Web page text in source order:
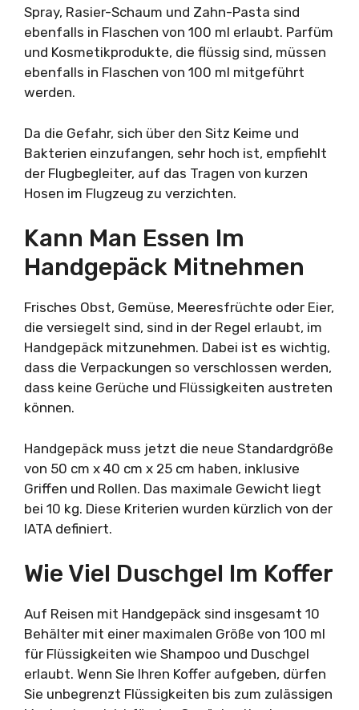
Spray, Rasier-Schaum und Zahn-Pasta sind
ebenfalls in Flaschen von 100 ml erlaubt. Parfüm
und Kosmetikprodukte, die flüssig sind, müssen
ebenfalls in Flaschen von 100 ml mitgeführt
werden.
Da die Gefahr, sich über den Sitz Keime und
Bakterien einzufangen, sehr hoch ist, empfiehlt
der Flugbegleiter, auf das Tragen von kurzen
Hosen im Flugzeug zu verzichten.
Kann Man Essen Im
Handgepäck Mitnehmen
Frisches Obst, Gemüse, Meeresfrüchte oder Eier,
die versiegelt sind, sind in der Regel erlaubt, im
Handgepäck mitzunehmen. Dabei ist es wichtig,
dass die Verpackungen so verschlossen werden,
dass keine Gerüche und Flüssigkeiten austreten
können.
Handgepäck muss jetzt die neue Standardgröße
von 50 cm x 40 cm x 25 cm haben, inklusive
Griffen und Rollen. Das maximale Gewicht liegt
bei 10 kg. Diese Kriterien wurden kürzlich von der
IATA definiert.
Wie Viel Duschgel Im Koffer
Auf Reisen mit Handgepäck sind insgesamt 10
Behälter mit einer maximalen Größe von 100 ml
für Flüssigkeiten wie Shampoo und Duschgel
erlaubt. Wenn Sie Ihren Koffer aufgeben, dürfen
Sie unbegrenzt Flüssigkeiten bis zum zulässigen